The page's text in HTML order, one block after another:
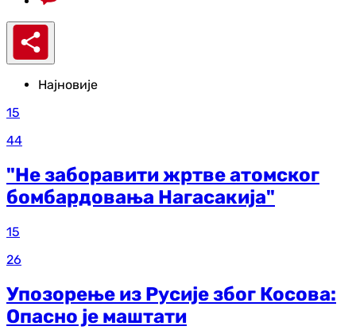
Најновије
15
44
"Не заборавити жртве атомског
бомбардовања Нагасакија"
15
26
Упозорење из Русије због Косова:
Опасно је маштати